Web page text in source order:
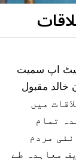
سیٹ اپ سمیت
خالد مقبول
رہنے والی ملاقات میں
تمام
مردم
معاہدہ طے